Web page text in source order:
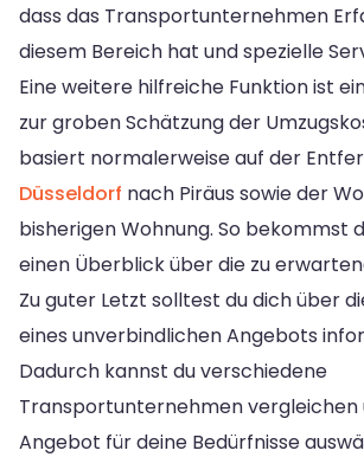
dass das Transportunternehmen
diesem Bereich hat und spezielle
Eine weitere hilfreiche Funktion ist
zur groben Schätzung der
basiert normalerweise auf der
Düsseldorf nach Piräus sowie der
bisherigen Wohnung. So bekommst
einen Überblick über die zu
Zu guter Letzt solltest du dich über
eines unverbindlichen Angebots
Dadurch kannst du verschiedene
Transportunternehmen vergleichen
Angebot für deine Bedürfnisse